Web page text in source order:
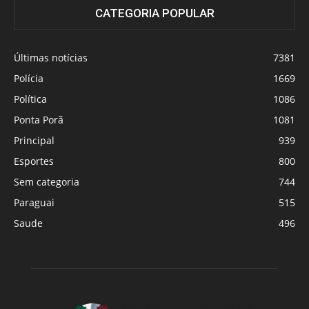
CATEGORIA POPULAR
Últimas notícias
7381
Polícia
1669
Política
1086
Ponta Porã
1081
Principal
939
Esportes
800
Sem categoria
744
Paraguai
515
Saude
496